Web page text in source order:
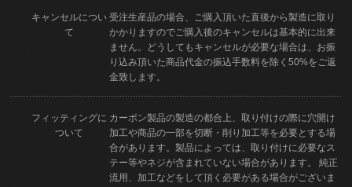
キャンセルについ
て
受注生産品の場合、ご購入頂いた直後から製造に取り
かかりますのでご購入後のキャンセルは基本的に出来
ません。どうしてもキャンセルが必要な場合は、お振
り込み頂いた商品代金の振込手数料を除く50%をご返
金致します。
フィッティングに
ついて
カーボン製品の製造の都合上、取り付けの際に穴開け
加工や商品の一部を切断・削り加工等を必要とする場
合があります。製品によっては、取り付けに必要なス
テー等やネジが含まれていない場合があります。 純正
流用、加工などをして頂く必要がある場合がございま